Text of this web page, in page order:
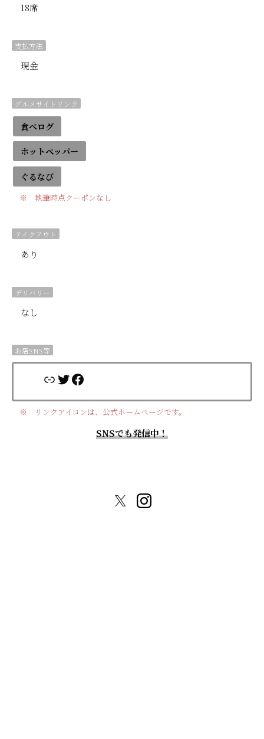
18席
支払方法
現金
グルメサイトリンク
食べログ
ホットペッパー
ぐるなび
※ 執筆時点クーポンなし
テイクアウト
あり
デリバリー
なし
お店SNS等
リンクTwitter Facebook
※ リンクアイコンは、公式ホームページです。
SNSでも発信中！